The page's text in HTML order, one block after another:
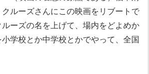
ルーズさんにこの映画をリブートで
ーズの名を上げて、場内をどよめか
学校とか中学校とかでやって、全国